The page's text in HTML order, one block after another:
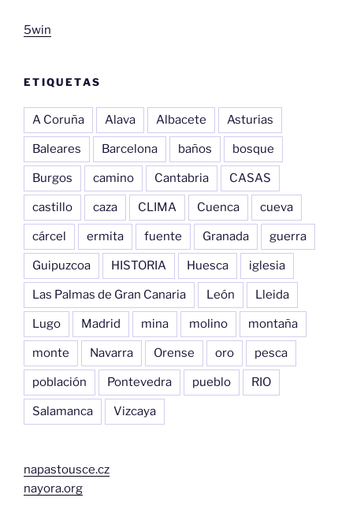
5win
ETIQUETAS
A Coruña Alava Albacete Asturias
Baleares Barcelona baños bosque
Burgos camino Cantabria CASAS
castillo caza CLIMA Cuenca cueva
cárcel ermita fuente Granada guerra
Guipuzcoa HISTORIA Huesca iglesia
Las Palmas de Gran Canaria León Lleida
Lugo Madrid mina molino montaña
monte Navarra Orense oro pesca
población Pontevedra pueblo RIO
Salamanca Vizcaya
napastousce.cz
nayora.org